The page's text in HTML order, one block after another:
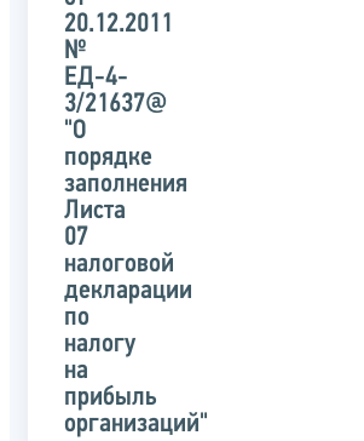
20.12.2011
№
ЕД-4-
3/21637@
"О
порядке
заполнения
Листа
07
налоговой
декларации
по
налогу
на
прибыль
организаций"